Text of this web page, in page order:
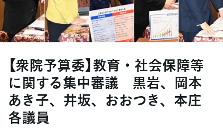
【衆院予算委】教育・社会保障等
に関する集中審議 黒岩、岡本
あき子、井坂、おおつき、本庄
各議員